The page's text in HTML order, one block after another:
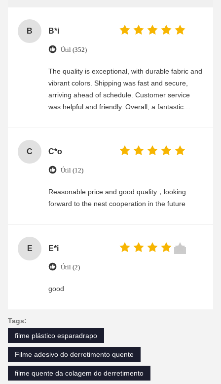
B B*i
Útil (352)
The quality is exceptional, with durable fabric and
vibrant colors. Shipping was fast and secure,
arriving ahead of schedule. Customer service
was helpful and friendly. Overall, a fantastic
C C*o
Útil (12)
Reasonable price and good quality，looking
forward to the nest cooperation in the future
E E*i
Útil (2)
good
Tags:
filme plástico esparadrapo
Filme adesivo do derretimento quente
filme quente da colagem do derretimento